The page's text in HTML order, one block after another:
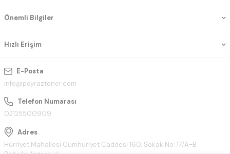
E-Posta
info@poyraztoner.com
Telefon Numarası
02125500909
Adres
Hürriyet Mahallesi Cumhuriyet Caddesi 160. Sokak No: 17/A-B
Önemli Bilgiler
Hızlı Erişim